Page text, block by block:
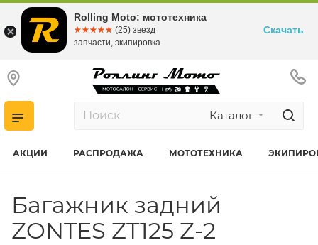
Каталог
АКЦИИ РАСПРОДАЖА МОТОТЕХНИКА
Багажник задний
ZONTES ZT125 Z-2
Rolling Moto: мототехника
☆☆☆☆☆
★★★★★ (25) звезд
запчасти, экипировка
Скачать